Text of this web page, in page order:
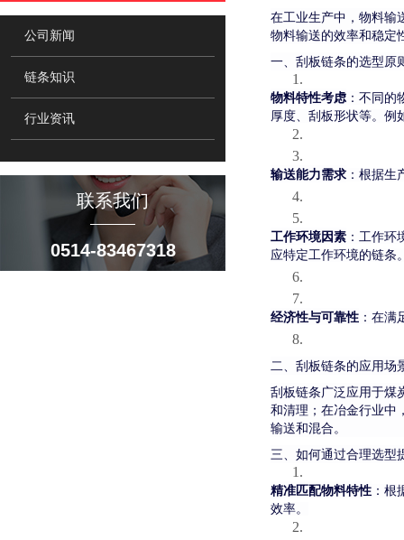
在工业生产中，物料输
物料输送的效率和稳定
一、刮板链条的选型原
1.
物料特性考虑 ：不同
厚度、刮板形状等。例
2.
3.
输送能力需求 ：根据
4.
5.
工作环境因素 ：工作
应特定工作环境的链条
6.
7.
经济性与可靠性 ：在
8.
二、刮板链条的应用场
刮板链条广泛应用于煤
和清理；在冶金行业中
输送和混合。
三、如何通过合理选型
1.
精准匹配物料特性 ：
效率。
2.
公司新闻
链条知识
行业资讯
0514-83467318
联系我们